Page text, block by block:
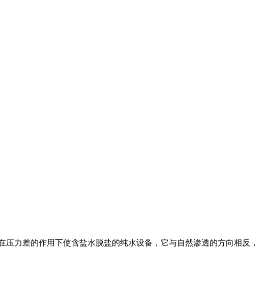
力差的作用下使含盐水脱盐的纯水设备，它与自然渗透的方向相反，